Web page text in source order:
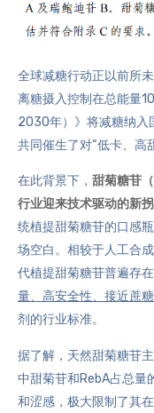
全球减糖行动正以前所
离糖摄入控制在总能量
2030年）》将减糖纳入
共同催生了对“低卡、高
在此背景下， 甜菊糖苷
行业迎来技术驱动的新拐
统植提甜菊糖苷的口感
场空白。相较于人工合
代植提甜菊糖苷普遍存
量、高安全性、接近蔗
剂的行业标准。
据了解，天然甜菊糖苷
中甜菊苷和RebA占总量
和涩感，极大限制了其